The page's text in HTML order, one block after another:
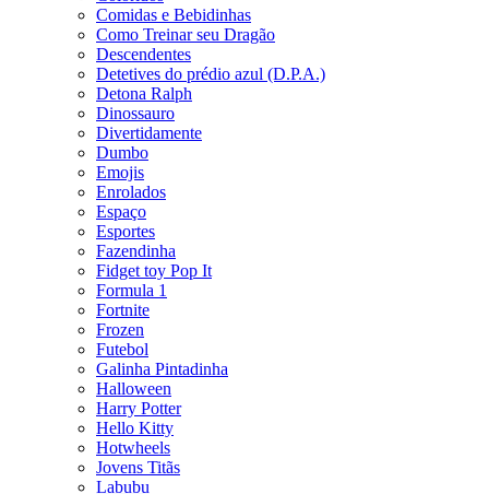
Comidas e Bebidinhas
Como Treinar seu Dragão
Descendentes
Detetives do prédio azul (D.P.A.)
Detona Ralph
Dinossauro
Divertidamente
Dumbo
Emojis
Enrolados
Espaço
Esportes
Fazendinha
Fidget toy Pop It
Formula 1
Fortnite
Frozen
Futebol
Galinha Pintadinha
Halloween
Harry Potter
Hello Kitty
Hotwheels
Jovens Titãs
Labubu